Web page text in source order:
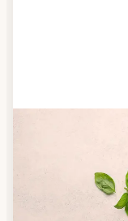
Anbieter
Nutzen Sie
um